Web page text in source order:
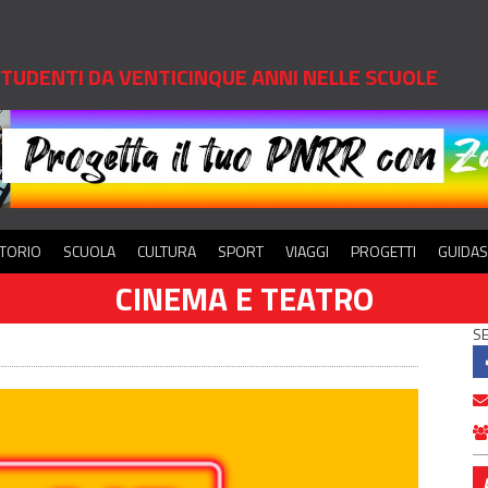
DA VENTICINQUE ANNI NELLE SCUOLE
SCUOLA CULTURA SPORT VIAGGI PROGETTI
CINEMA E TEATRO